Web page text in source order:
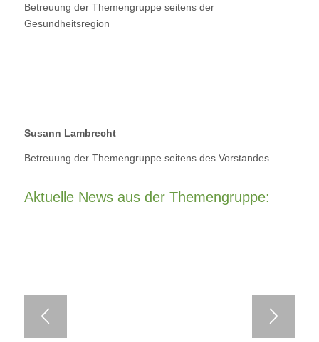
Betreuung der Themengruppe seitens der
Gesundheitsregion
Susann Lambrecht
Betreuung der Themengruppe seitens des Vorstandes
Aktuelle News aus der Themengruppe: